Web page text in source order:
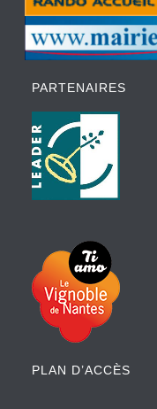
PARTENAIRES
PLAN D’ACCÈS